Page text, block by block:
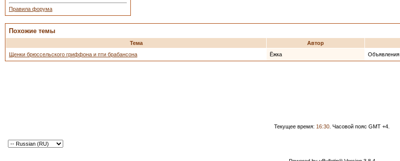
Правила форума
Похожие темы
Тема Автор
Щенки брюссельского гриффона и пти брабансона
Ёжка Объявления
Текущее время: 16:30 . Часовой пояс GMT +4.